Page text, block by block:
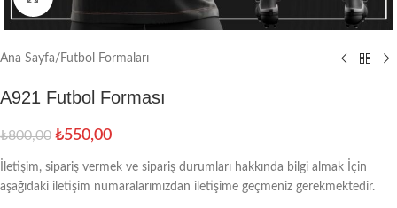
Ana Sayfa/ Futbol Formaları
A921 Futbol Forması
₺800,00 ₺550,00
İletişim, sipariş vermek ve sipariş durumları hakkında bilgi almak İçin
aşağıdaki iletişim numaralarımızdan iletişime geçmeniz gerekmektedir.